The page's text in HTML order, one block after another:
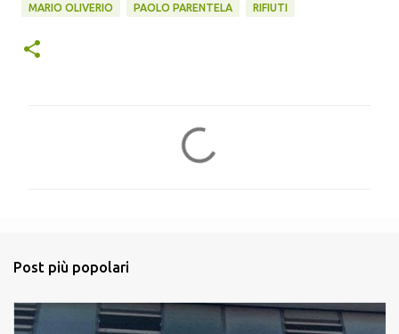
MARIO OLIVERIO PAOLO PARENTELA RIFIUTI
i
Post più popolari